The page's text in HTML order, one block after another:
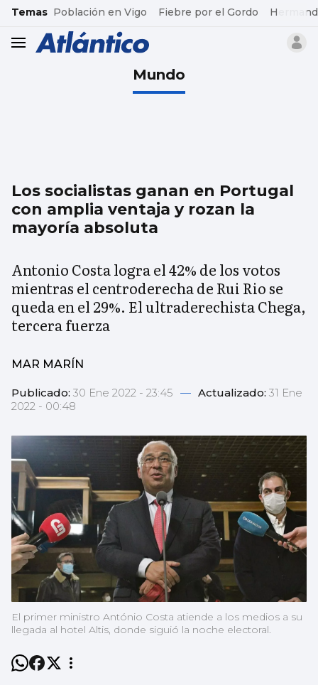
common.go-to-content
Temas Población en Vigo Fiebre por el Gordo
header.menu.open
Mundo
Los socialistas ganan en Portugal
con amplia ventaja y rozan la
mayoría absoluta
Antonio Costa logra el 42% de los votos
mientras el centroderecha de Rui Rio se
queda en el 29%. El ultraderechista Chega,
tercera fuerza
MAR MARÍN
Publicado: 30 Ene 2022 - 23:45 — Actualizado: 31 Ene
2022 - 00:48
El primer ministro António Costa atiende a los medios a su
llegada al hotel Altis, donde siguió la noche electoral.